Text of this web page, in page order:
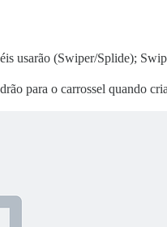
usarão (Swiper/Splide);
para o carrossel quando